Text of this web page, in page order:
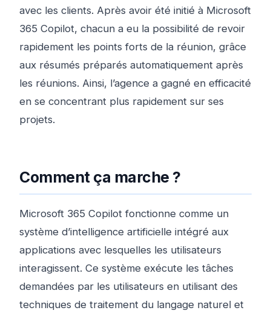
avec les clients. Après avoir été initié à Microsoft
365 Copilot, chacun a eu la possibilité de revoir
rapidement les points forts de la réunion, grâce
aux résumés préparés automatiquement après
les réunions. Ainsi, l’agence a gagné en efficacité
en se concentrant plus rapidement sur ses
projets.
Comment ça marche ?
Microsoft 365 Copilot fonctionne comme un
système d’intelligence artificielle intégré aux
applications avec lesquelles les utilisateurs
interagissent. Ce système exécute les tâches
demandées par les utilisateurs en utilisant des
techniques de traitement du langage naturel et